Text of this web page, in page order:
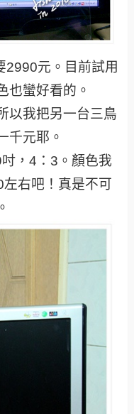
2990元。目前試用
也蠻好看的。
以我把另一台三鳥
千元耶。
，4：3。顏色我
右吧！真是不可